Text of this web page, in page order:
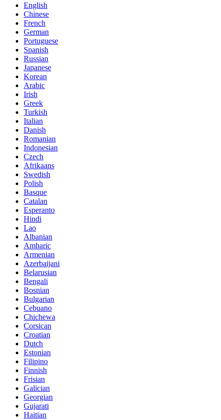
English
Chinese
French
German
Portuguese
Spanish
Russian
Japanese
Korean
Arabic
Irish
Greek
Turkish
Italian
Danish
Romanian
Indonesian
Czech
Afrikaans
Swedish
Polish
Basque
Catalan
Esperanto
Hindi
Lao
Albanian
Amharic
Armenian
Azerbaijani
Belarusian
Bengali
Bosnian
Bulgarian
Cebuano
Chichewa
Corsican
Croatian
Dutch
Estonian
Filipino
Finnish
Frisian
Galician
Georgian
Gujarati
Haitian